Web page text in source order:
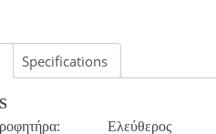
Specifications
Ελεύθερος